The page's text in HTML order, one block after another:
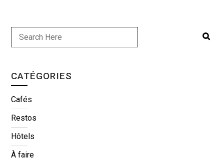
CATÉGORIES
Cafés
Restos
Hôtels
À faire